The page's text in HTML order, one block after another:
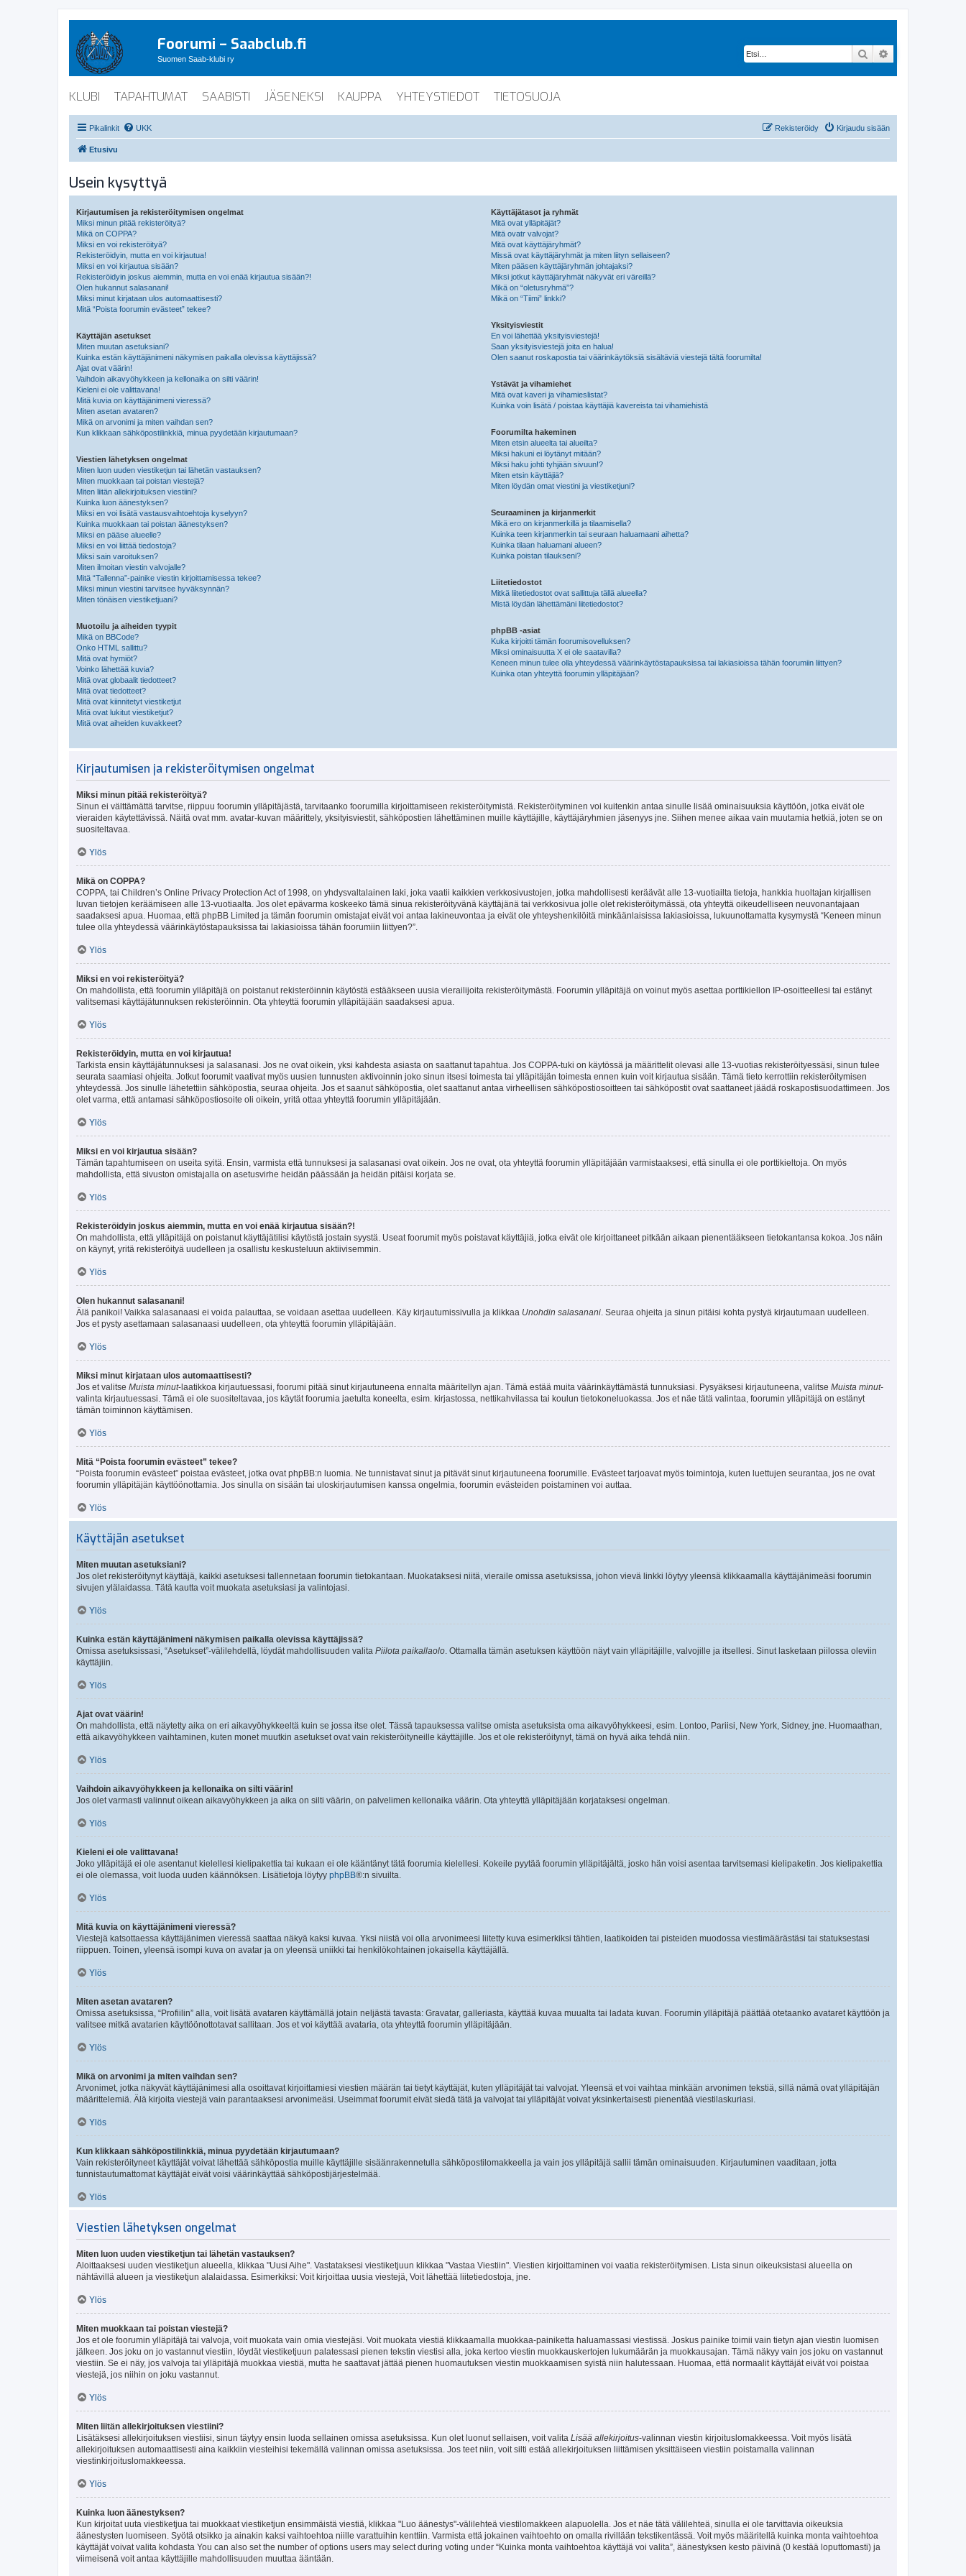
Foorumi – Saabclub.fi
Suomen Saab-klubi ry Etsi
KLUBI TAPAHTUMAT SAABISTI JÄSENEKSI KAUPPA YHTEYSTIEDOT TIETOSUOJA
Pikalinkit UKK Kirjaudu sisään
Rekisteröidy
Etusivu
Usein kysyttyä
Kirjautumisen ja rekisteröitymisen ongelmat
Miksi minun pitää rekisteröityä?
Mikä on COPPA?
Miksi en voi rekisteröityä?
Rekisteröidyin, mutta en voi kirjautua!
Miksi en voi kirjautua sisään?
Rekisteröidyin joskus aiemmin, mutta en voi enää kirjautua sisään?!
Olen hukannut salasanani!
Miksi minut kirjataan ulos automaattisesti?
Mitä “Poista foorumin evästeet” tekee?
Käyttäjän asetukset
Miten muutan asetuksiani?
Kuinka estän käyttäjänimeni näkymisen paikalla olevissa käyttäjissä?
Ajat ovat väärin!
Vaihdoin aikavyöhykkeen ja kellonaika on silti väärin!
Kieleni ei ole valittavana!
Mitä kuvia on käyttäjänimeni vieressä?
Miten asetan avataren?
Mikä on arvonimi ja miten vaihdan sen?
Kun klikkaan sähköpostilinkkiä, minua pyydetään kirjautumaan?
Viestien lähetyksen ongelmat
Miten luon uuden viestiketjun tai lähetän vastauksen?
Miten muokkaan tai poistan viestejä?
Miten liitän allekirjoituksen viestiini?
Kuinka luon äänestyksen?
Miksi en voi lisätä vastausvaihtoehtoja kyselyyn?
Kuinka muokkaan tai poistan äänestyksen?
Miksi en pääse alueelle?
Miksi en voi liittää tiedostoja?
Miksi sain varoituksen?
Miten ilmoitan viestin valvojalle?
Mitä “Tallenna”-painike viestin kirjoittamisessa tekee?
Miksi minun viestini tarvitsee hyväksynnän?
Miten tönäisen viestiketjuani?
Muotoilu ja aiheiden tyypit
Mikä on BBCode?
Onko HTML sallittu?
Mitä ovat hymiöt?
Voinko lähettää kuvia?
Mitä ovat globaalit tiedotteet?
Mitä ovat tiedotteet?
Mitä ovat kiinnitetyt viestiketjut
Mitä ovat lukitut viestiketjut?
Mitä ovat aiheiden kuvakkeet?
Käyttäjätasot ja ryhmät
Mitä ovat ylläpitäjät?
Mitä ovatr valvojat?
Mitä ovat käyttäjäryhmät?
Missä ovat käyttäjäryhmät ja miten liityn sellaiseen?
Miten pääsen käyttäjäryhmän johtajaksi?
Miksi jotkut käyttäjäryhmät näkyvät eri väreillä?
Mikä on “oletusryhmä”?
Mikä on “Tiimi” linkki?
Yksityisviestit
En voi lähettää yksityisviestejä!
Saan yksityisviestejä joita en halua!
Olen saanut roskapostia tai väärinkäytöksiä sisältäviä viestejä tältä foorumilta!
Ystävät ja vihamiehet
Mitä ovat kaveri ja vihamieslistat?
Kuinka voin lisätä / poistaa käyttäjiä kavereista tai vihamiehistä
Foorumilta hakeminen
Miten etsin alueelta tai alueilta?
Miksi hakuni ei löytänyt mitään?
Miksi haku johti tyhjään sivuun!?
Miten etsin käyttäjiä?
Miten löydän omat viestini ja viestiketjuni?
Seuraaminen ja kirjanmerkit
Mikä ero on kirjanmerkillä ja tilaamisella?
Kuinka teen kirjanmerkin tai seuraan haluamaani aihetta?
Kuinka tilaan haluamani alueen?
Kuinka poistan tilaukseni?
Liitetiedostot
Mitkä liitetiedostot ovat sallittuja tällä alueella?
Mistä löydän lähettämäni liitetiedostot?
phpBB -asiat
Kuka kirjoitti tämän foorumisovelluksen?
Miksi ominaisuutta X ei ole saatavilla?
Keneen minun tulee olla yhteydessä väärinkäytöstapauksissa tai lakiasioissa tähän foorumiin liittyen?
Kuinka otan yhteyttä foorumin ylläpitäjään?
Kirjautumisen ja rekisteröitymisen ongelmat
Miksi minun pitää rekisteröityä?
Sinun ei välttämättä tarvitse, riippuu foorumin ylläpitäjästä, tarvitaanko foorumilla kirjoittamiseen rekisteröitymistä. Rekisteröityminen voi kuitenkin antaa sinulle lisää ominaisuuksia käyttöön, jotka eivät ole
vieraiden käytettävissä. Näitä ovat mm. avatar-kuvan määrittely, yksityisviestit, sähköpostien lähettäminen muille käyttäjille, käyttäjäryhmien jäsenyys jne. Siihen menee aikaa vain muutamia hetkiä, joten se on
suositeltavaa.
Ylös
Mikä on COPPA?
COPPA, tai Children’s Online Privacy Protection Act of 1998, on yhdysvaltalainen laki, joka vaatii kaikkien verkkosivustojen, jotka mahdollisesti keräävät alle 13-vuotiailta tietoja, hankkia huoltajan kirjallisen
luvan tietojen keräämiseen alle 13-vuotiaalta. Jos olet epävarma koskeeko tämä sinua rekisteröityvänä käyttäjänä tai verkkosivua jolle olet rekisteröitymässä, ota yhteyttä oikeudelliseen neuvonantajaan
saadaksesi apua. Huomaa, että phpBB Limited ja tämän foorumin omistajat eivät voi antaa lakineuvontaa ja eivät ole yhteyshenkilöitä minkäänlaisissa lakiasioissa, lukuunottamatta kysymystä “Keneen minun
tulee olla yhteydessä väärinkäytöstapauksissa tai lakiasioissa tähän foorumiin liittyen?”.
Ylös
Miksi en voi rekisteröityä?
On mahdollista, että foorumin ylläpitäjä on poistanut rekisteröinnin käytöstä estääkseen uusia vierailijoita rekisteröitymästä. Foorumin ylläpitäjä on voinut myös asettaa porttikiellon IP-osoitteellesi tai estänyt
valitsemasi käyttäjätunnuksen rekisteröinnin. Ota yhteyttä foorumin ylläpitäjään saadaksesi apua.
Ylös
Rekisteröidyin, mutta en voi kirjautua!
Tarkista ensin käyttäjätunnuksesi ja salasanasi. Jos ne ovat oikein, yksi kahdesta asiasta on saattanut tapahtua. Jos COPPA-tuki on käytössä ja määrittelit olevasi alle 13-vuotias rekisteröityessäsi, sinun tulee
seurata saamiasi ohjeita. Jotkut foorumit vaativat myös uusien tunnusten aktivoinnin joko sinun itsesi toimesta tai ylläpitäjän toimesta ennen kuin voit kirjautua sisään. Tämä tieto kerrottiin rekisteröitymisen
yhteydessä. Jos sinulle lähetettiin sähköpostia, seuraa ohjeita. Jos et saanut sähköpostia, olet saattanut antaa virheellisen sähköpostiosoitteen tai sähköpostit ovat saattaneet jäädä roskapostisuodattimeen. Jos
olet varma, että antamasi sähköpostiosoite oli oikein, yritä ottaa yhteyttä foorumin ylläpitäjään.
Ylös
Miksi en voi kirjautua sisään?
Tämän tapahtumiseen on useita syitä. Ensin, varmista että tunnuksesi ja salasanasi ovat oikein. Jos ne ovat, ota yhteyttä foorumin ylläpitäjään varmistaaksesi, että sinulla ei ole porttikieltoja. On myös
mahdollista, että sivuston omistajalla on asetusvirhe heidän päässään ja heidän pitäisi korjata se.
Ylös
Rekisteröidyin joskus aiemmin, mutta en voi enää kirjautua sisään?!
On mahdollista, että ylläpitäjä on poistanut käyttäjätilisi käytöstä jostain syystä. Useat foorumit myös poistavat käyttäjiä, jotka eivät ole kirjoittaneet pitkään aikaan pienentääkseen tietokantansa kokoa. Jos näin
on käynyt, yritä rekisteröityä uudelleen ja osallistu keskusteluun aktiivisemmin.
Ylös
Olen hukannut salasanani!
Älä panikoi! Vaikka salasanaasi ei voida palauttaa, se voidaan asettaa uudelleen. Käy kirjautumissivulla ja klikkaa Unohdin salasanani . Seuraa ohjeita ja sinun pitäisi kohta pystyä kirjautumaan uudelleen.
Jos et pysty asettamaan salasanaasi uudelleen, ota yhteyttä foorumin ylläpitäjään.
Ylös
Miksi minut kirjataan ulos automaattisesti?
Jos et valitse Muista minut-laatikkoa kirjautuessasi, foorumi pitää sinut kirjautuneena ennalta määritellyn ajan. Tämä estää muita väärinkäyttämästä tunnuksiasi. Pysyäksesi kirjautuneena, valitse Muista minut-
valinta kirjautuessasi. Tämä ei ole suositeltavaa, jos käytät foorumia jaetulta koneelta, esim. kirjastossa, nettikahvilassa tai koulun tietokoneluokassa. Jos et näe tätä valintaa, foorumin ylläpitäjä on estänyt
tämän toiminnon käyttämisen.
Ylös
Mitä “Poista foorumin evästeet” tekee?
“Poista foorumin evästeet” poistaa evästeet, jotka ovat phpBB:n luomia. Ne tunnistavat sinut ja pitävät sinut kirjautuneena foorumille. Evästeet tarjoavat myös toimintoja, kuten luettujen seurantaa, jos ne ovat
foorumin ylläpitäjän käyttöönottamia. Jos sinulla on sisään tai uloskirjautumisen kanssa ongelmia, foorumin evästeiden poistaminen voi auttaa.
Ylös
Käyttäjän asetukset
Miten muutan asetuksiani?
Jos olet rekisteröitynyt käyttäjä, kaikki asetuksesi tallennetaan foorumin tietokantaan. Muokataksesi niitä, vieraile omissa asetuksissa, johon vievä linkki löytyy yleensä klikkaamalla käyttäjänimeäsi foorumin
sivujen ylälaidassa. Tätä kautta voit muokata asetuksiasi ja valintojasi.
Ylös
Kuinka estän käyttäjänimeni näkymisen paikalla olevissa käyttäjissä?
Omissa asetuksissasi, “Asetukset”-välilehdellä, löydät mahdollisuuden valita Piilota paikallaolo . Ottamalla tämän asetuksen käyttöön näyt vain ylläpitäjille, valvojille ja itsellesi. Sinut lasketaan piilossa oleviin
käyttäjiin.
Ylös
Ajat ovat väärin!
On mahdollista, että näytetty aika on eri aikavyöhykkeeltä kuin se jossa itse olet. Tässä tapauksessa valitse omista asetuksista oma aikavyöhykkeesi, esim. Lontoo, Pariisi, New York, Sidney, jne. Huomaathan,
että aikavyöhykkeen vaihtaminen, kuten monet muutkin asetukset ovat vain rekisteröityneille käyttäjille. Jos et ole rekisteröitynyt, tämä on hyvä aika tehdä niin.
Ylös
Vaihdoin aikavyöhykkeen ja kellonaika on silti väärin!
Jos olet varmasti valinnut oikean aikavyöhykkeen ja aika on silti väärin, on palvelimen kellonaika väärin. Ota yhteyttä ylläpitäjään korjataksesi ongelman.
Ylös
Kieleni ei ole valittavana!
Joko ylläpitäjä ei ole asentanut kielellesi kielipakettia tai kukaan ei ole kääntänyt tätä foorumia kielellesi. Kokeile pyytää foorumin ylläpitäjältä, josko hän voisi asentaa tarvitsemasi kielipaketin. Jos kielipakettia
ei ole olemassa, voit luoda uuden käännöksen. Lisätietoja löytyy phpBB®:n sivuilta.
Ylös
Mitä kuvia on käyttäjänimeni vieressä?
Viestejä katsottaessa käyttäjänimen vieressä saattaa näkyä kaksi kuvaa. Yksi niistä voi olla arvonimeesi liitetty kuva esimerkiksi tähtien, laatikoiden tai pisteiden muodossa viestimäärästäsi tai statuksestasi
riippuen. Toinen, yleensä isompi kuva on avatar ja on yleensä uniikki tai henkilökohtainen jokaisella käyttäjällä.
Ylös
Miten asetan avataren?
Omissa asetuksissa, “Profiilin” alla, voit lisätä avataren käyttämällä jotain neljästä tavasta: Gravatar, galleriasta, käyttää kuvaa muualta tai ladata kuvan. Foorumin ylläpitäjä päättää otetaanko avataret käyttöön ja
valitsee mitkä avatarien käyttöönottotavat sallitaan. Jos et voi käyttää avataria, ota yhteyttä foorumin ylläpitäjään.
Ylös
Mikä on arvonimi ja miten vaihdan sen?
Arvonimet, jotka näkyvät käyttäjänimesi alla osoittavat kirjoittamiesi viestien määrän tai tietyt käyttäjät, kuten ylläpitäjät tai valvojat. Yleensä et voi vaihtaa minkään arvonimen tekstiä, sillä nämä ovat ylläpitäjän
määrittelemiä. Älä kirjoita viestejä vain parantaaksesi arvonimeäsi. Useimmat foorumit eivät siedä tätä ja valvojat tai ylläpitäjät voivat yksinkertaisesti pienentää viestilaskuriasi.
Ylös
Kun klikkaan sähköpostilinkkiä, minua pyydetään kirjautumaan?
Vain rekisteröityneet käyttäjät voivat lähettää sähköpostia muille käyttäjille sisäänrakennetulla sähköpostilomakkeella ja vain jos ylläpitäjä sallii tämän ominaisuuden. Kirjautuminen vaaditaan, jotta
tunnistautumattomat käyttäjät eivät voisi väärinkäyttää sähköpostijärjestelmää.
Ylös
Viestien lähetyksen ongelmat
Miten luon uuden viestiketjun tai lähetän vastauksen?
Aloittaaksesi uuden viestiketjun alueella, klikkaa "Uusi Aihe". Vastataksesi viestiketjuun klikkaa "Vastaa Viestiin". Viestien kirjoittaminen voi vaatia rekisteröitymisen. Lista sinun oikeuksistasi alueella on
nähtävillä alueen ja viestiketjun alalaidassa. Esimerkiksi: Voit kirjoittaa uusia viestejä, Voit lähettää liitetiedostoja, jne.
Ylös
Miten muokkaan tai poistan viestejä?
Jos et ole foorumin ylläpitäjä tai valvoja, voit muokata vain omia viestejäsi. Voit muokata viestiä klikkaamalla muokkaa-painiketta haluamassasi viestissä. Joskus painike toimii vain tietyn ajan viestin luomisen
jälkeen. Jos joku on jo vastannut viestiin, löydät viestiketjuun palatessasi pienen tekstin viestisi alla, joka kertoo viestin muokkauskertojen lukumäärän ja muokkausajan. Tämä näkyy vain jos joku on vastannut
viestiin. Se ei näy, jos valvoja tai ylläpitäjä muokkaa viestiä, mutta he saattavat jättää pienen huomautuksen viestin muokkaamisen syistä niin halutessaan. Huomaa, että normaalit käyttäjät eivät voi poistaa
viestejä, jos niihin on joku vastannut.
Ylös
Miten liitän allekirjoituksen viestiini?
Lisätäksesi allekirjoituksen viestiisi, sinun täytyy ensin luoda sellainen omissa asetuksissa. Kun olet luonut sellaisen, voit valita Lisää allekirjoitus-valinnan viestin kirjoituslomakkeessa. Voit myös lisätä
allekirjoituksen automaattisesti aina kaikkiin viesteihisi tekemällä valinnan omissa asetuksissa. Jos teet niin, voit silti estää allekirjoituksen liittämisen yksittäiseen viestiin poistamalla valinnan
viestinkirjoituslomakkeessa.
Ylös
Kuinka luon äänestyksen?
Kun kirjoitat uuta viestiketjua tai muokkaat viestiketjun ensimmäistä viestiä, klikkaa "Luo äänestys"-välilehteä viestilomakkeen alapuolella. Jos et näe tätä välilehteä, sinulla ei ole tarvittavia oikeuksia
äänestysten luomiseen. Syötä otsikko ja ainakin kaksi vaihtoehtoa niille varattuihin kenttiin. Varmista että jokainen vaihtoehto on omalla rivillään tekstikentässä. Voit myös määritellä kuinka monta vaihtoehtoa
käyttäjät voivat valita kohdasta You can also set the number of options users may select during voting under “Kuinka monta vaihtoehtoa käyttäjä voi valita”, äänestyksen kesto päivinä (0 kestää loputtomasti) ja
viimeisenä voit antaa käyttäjille mahdollisuuden muuttaa ääntään.